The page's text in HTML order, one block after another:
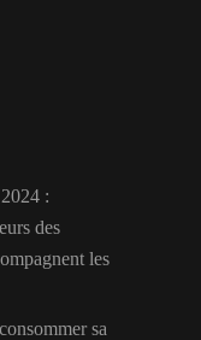
:
des
les
sa